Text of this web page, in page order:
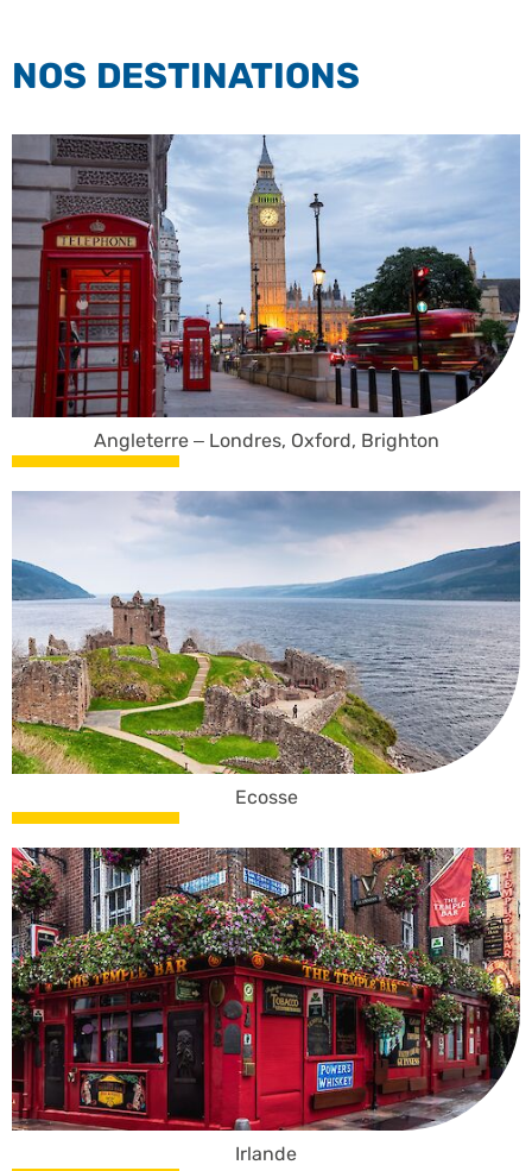
NOS DESTINATIONS
Angleterre – Londres, Oxford, Brighton
Ecosse
Irlande